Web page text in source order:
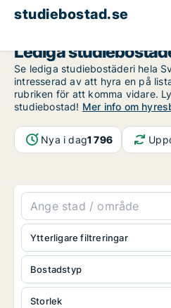
studiebostad.se
Lediga
Se lediga studiebostäderi hela
intresserad av att hyra en på
rubriken för att komma vidare.
studiebostad! Mer info om
Nya i dag1 796
Bostadstyp
Storlek
Ytterligare filtreringar